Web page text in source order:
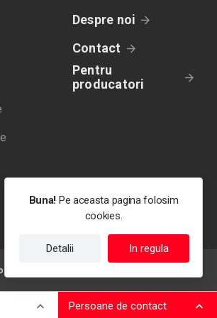
Despre noi
Contact
Pentru
producatori
Persoane de contact
Buna! Pe aceasta pagina folosim
cookies.
Detalii In regula